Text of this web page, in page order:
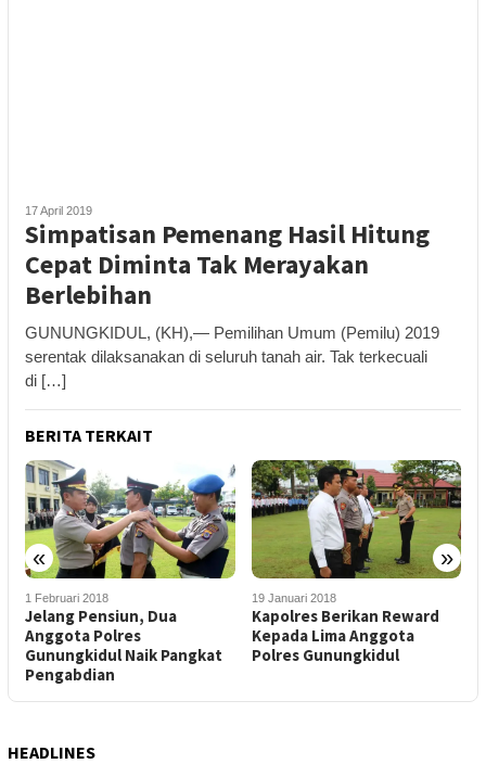
17 April 2019
Simpatisan Pemenang Hasil Hitung
Cepat Diminta Tak Merayakan
Berlebihan
GUNUNGKIDUL, (KH),— Pemilihan Umum (Pemilu) 2019
serentak dilaksanakan di seluruh tanah air. Tak terkecuali
di […]
BERITA TERKAIT
« »
1 Februari 2018
Jelang Pensiun, Dua
Anggota Polres
Gunungkidul Naik Pangkat
Pengabdian
19 Januari 2018
Kapolres Berikan Reward
Kepada Lima Anggota
Polres Gunungkidul
HEADLINES